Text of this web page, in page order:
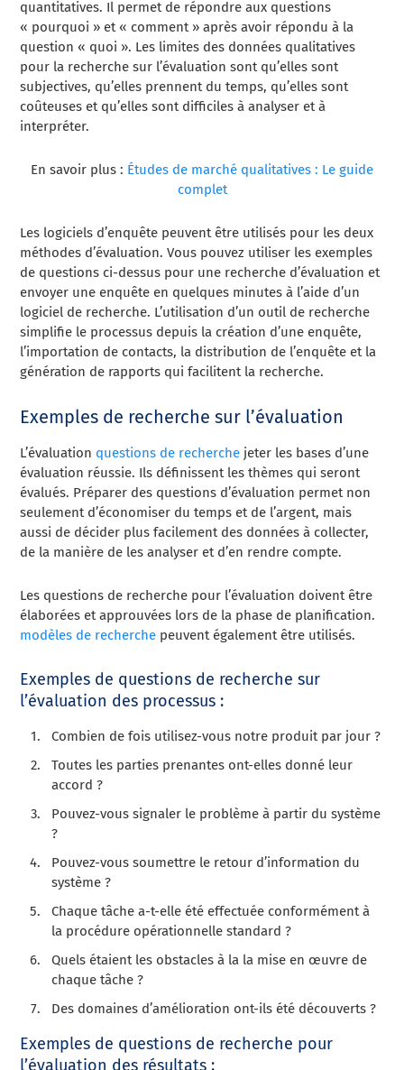
quantitatives. Il permet de répondre aux questions
« pourquoi » et « comment » après avoir répondu à la
question « quoi ». Les limites des données qualitatives
pour la recherche sur l’évaluation sont qu’elles sont
subjectives, qu’elles prennent du temps, qu’elles sont
coûteuses et qu’elles sont difficiles à analyser et à
interpréter.
En savoir plus : Études de marché qualitatives : Le guide
complet
Les logiciels d’enquête peuvent être utilisés pour les deux
méthodes d’évaluation. Vous pouvez utiliser les exemples
de questions ci-dessus pour une recherche d’évaluation et
envoyer une enquête en quelques minutes à l’aide d’un
logiciel de recherche. L’utilisation d’un outil de recherche
simplifie le processus depuis la création d’une enquête,
l’importation de contacts, la distribution de l’enquête et la
génération de rapports qui facilitent la recherche.
Exemples de recherche sur l’évaluation
L’évaluation questions de recherche jeter les bases d’une
évaluation réussie. Ils définissent les thèmes qui seront
évalués. Préparer des questions d’évaluation permet non
seulement d’économiser du temps et de l’argent, mais
aussi de décider plus facilement des données à collecter,
de la manière de les analyser et d’en rendre compte.
Les questions de recherche pour l’évaluation doivent être
élaborées et approuvées lors de la phase de planification.
modèles de recherche peuvent également être utilisés.
Exemples de questions de recherche sur
l’évaluation des processus :
Combien de fois utilisez-vous notre produit par jour ?
Toutes les parties prenantes ont-elles donné leur
accord ?
Pouvez-vous signaler le problème à partir du système
?
Pouvez-vous soumettre le retour d’information du
système ?
Chaque tâche a-t-elle été effectuée conformément à
la procédure opérationnelle standard ?
Quels étaient les obstacles à la la mise en œuvre de
chaque tâche ?
Des domaines d’amélioration ont-ils été découverts ?
Exemples de questions de recherche pour
l’évaluation des résultats :